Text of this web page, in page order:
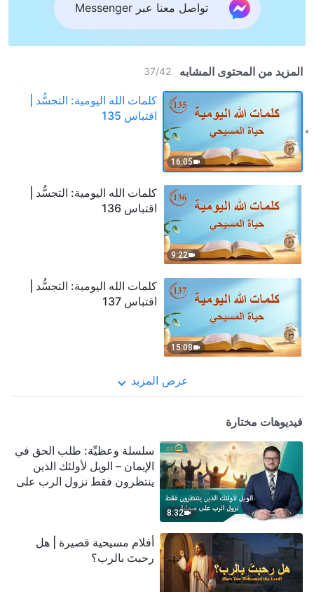
تواصل معنا عبر Messenger
المزيد من المحتوى المشابه 37/42
16:05
كلمات الله اليومية: التجسُّد |
اقتباس 135
9:22
كلمات الله اليومية: التجسُّد |
اقتباس 136
15:08
كلمات الله اليومية: التجسُّد |
اقتباس 137
عرض المزيد
فيديوهات مختارة
8:32
سلسلة وعظيِّة: طلب الحق في
الإيمان – الويل لأولئك الذين
ينتظرون فقط نزول الرب على
أفلام مسيحية قصيرة | هل
رحبتَ بالرب؟